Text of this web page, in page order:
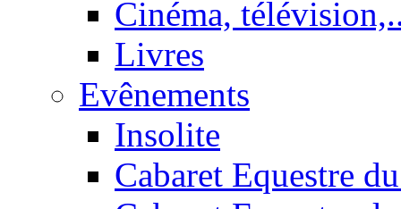
Cinéma,
Livres
Evênements
Insolite
Cabaret Equestre